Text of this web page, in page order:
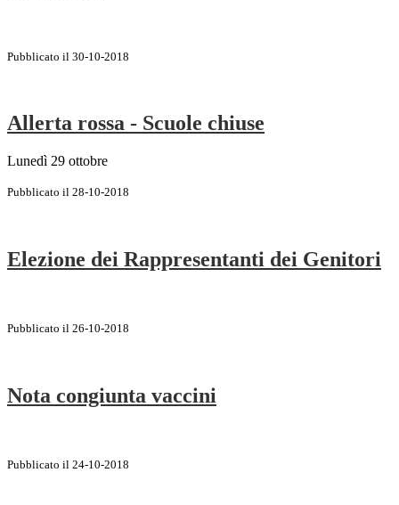
Pubblicato il 30-10-2018
Allerta rossa - Scuole chiuse
Lunedì 29 ottobre
Pubblicato il 28-10-2018
Elezione dei Rappresentanti dei Genitori
Pubblicato il 26-10-2018
Nota congiunta vaccini
Pubblicato il 24-10-2018